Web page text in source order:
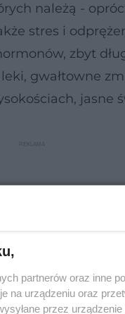
należą -
stres i
zbyt
gwałtowne
jasne
partnerów oraz inne
na urządzeniu oraz
przez